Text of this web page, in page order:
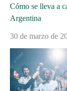
Cómo se lleva a
Argentina
30 de marzo de